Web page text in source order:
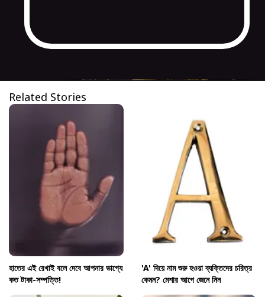
Related Stories
হাতের এই রেখাই বলে দেবে আপনার ভাগ্যে
কত টাকা-সম্পত্তি!
'A' দিয়ে নাম শুরু হওয়া ব্যক্তিদের চরিত্র
কেমন? মেশার আগে জেনে নিন